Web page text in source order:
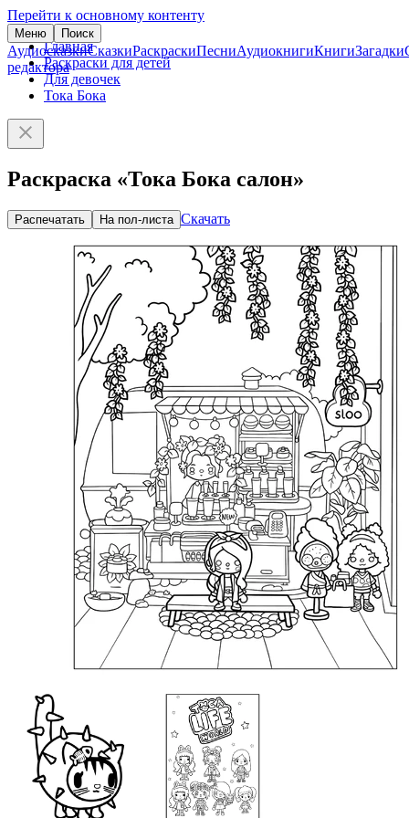
Перейти к основному контенту
Меню Поиск
АудиосказкиСказкиРаскраскиПесниАудиокнигиКнигиЗагадки
редактора
Главная
Раскраски для детей
Для девочек
Тока Бока
Раскраска «Тока Бока салон»
Распечатать На пол-листа Скачать